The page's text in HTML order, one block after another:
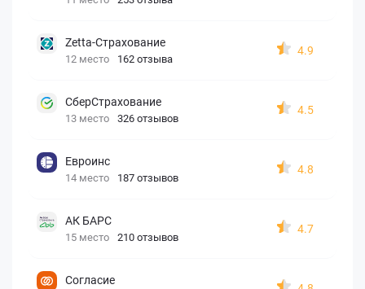
Zetta-Страхование
12 место 162 отзыва
4.9
СберСтрахование
13 место 326 отзывов
4.5
Евроинс
14 место 187 отзывов
4.8
АК БАРС
15 место 210 отзывов
4.7
Согласие